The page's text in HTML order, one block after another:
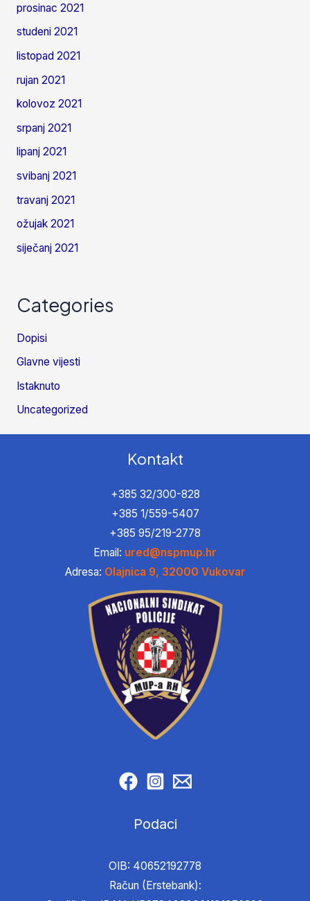
prosinac 2021
studeni 2021
listopad 2021
rujan 2021
kolovoz 2021
srpanj 2021
lipanj 2021
svibanj 2021
travanj 2021
ožujak 2021
siječanj 2021
Categories
Dopisi
Glavne vijesti
Istaknuto
Uncategorized
Kontakt
+385 32/300-828
+385 1/559-5407
+385 95/219-2778
Email: ured@nspmup.hr
Adresa: Olajnica 9, 32000 Vukovar
Podaci
OIB: 40652192778
Račun (Erstebank):